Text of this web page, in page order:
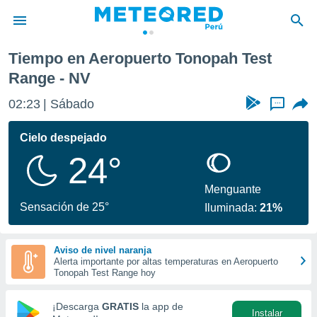
de
para
que se
calidad.
las
y
forma
basada
Tiempo en Aeropuerto Tonopah Test
Range - NV
02:23 Sábado ...
Cielo despejado
24°
Sensación de 25°
Menguante
Iluminada:21%
Aviso de nivel naranja
Alerta importante por altas temperaturas en Aeropuerto
Tonopah Test Range hoy
¡Descarga GRATIS la app de
Instalar